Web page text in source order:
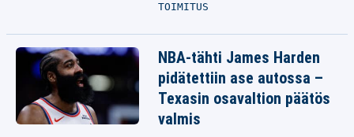
TOIMITUS
NBA-tähti James Harden
pidätettiin ase autossa –
Texasin osavaltion päätös
valmis